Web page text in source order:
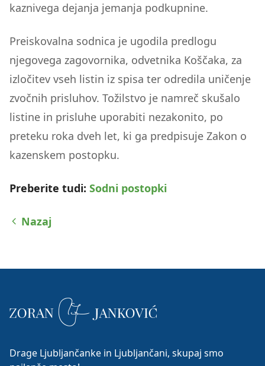
kaznivega dejanja jemanja podkupnine.
Preiskovalna sodnica je ugodila predlogu
njegovega zagovornika, odvetnika Koščaka, za
izločitev vseh listin iz spisa ter odredila uničenje
zvočnih prisluhov. Tožilstvo je namreč skušalo
listine in prisluhe uporabiti nezakonito, po
preteku roka dveh let, ki ga predpisuje Zakon o
kazenskem postopku.
Preberite tudi: Sodni postopki
Nazaj
Drage Ljubljančanke in Ljubljančani, skupaj smo